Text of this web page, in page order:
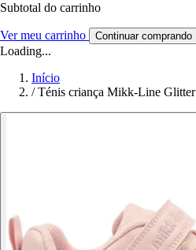
Subtotal do carrinho
Ver meu carrinho Continuar comprando
Loading...
Início
/ Ténis criança Mikk-Line Glitter